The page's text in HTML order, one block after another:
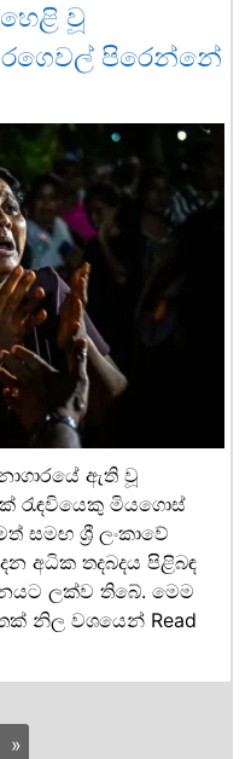
වූ
පිරෙන්නේ
ඇති වූ
රැඳවියෙකු මියගොස්
සමඟ ශ්‍රී ලංකාවේ
අධික තදබදය පිළිබඳ
ලක්ව තිබේ. මෙම
නිල වශයෙන් Read
»